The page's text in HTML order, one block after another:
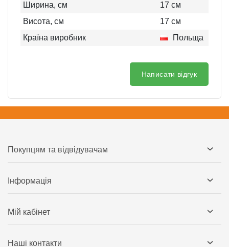
Ширина, см
17 см
Висота, см
17 см
Країна виробник
Польща
Написати відгук
Покупцям та відвідувачам
Інформація
Мій кабінет
Наші контакти